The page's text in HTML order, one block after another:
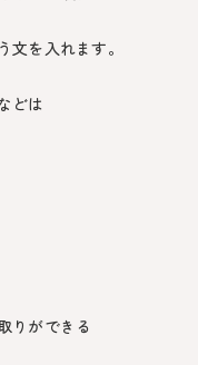
を入れます。
どは
りができる